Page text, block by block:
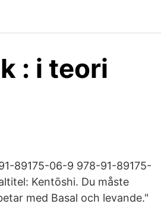
: i teori
89175-06-9 978-91-89175-
Kentōshi. Du måste
med Basal och levande."